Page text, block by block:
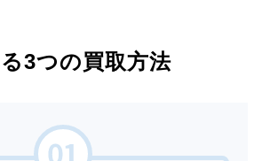
3つの買取方法